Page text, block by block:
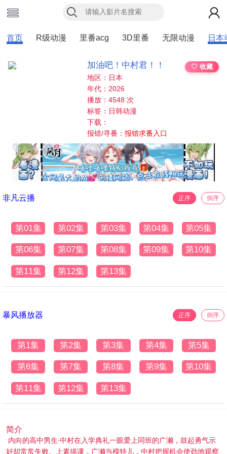
首页 R级动漫 里番acg 3D里番 无限动漫 日本
加油吧！中村君！！
♡ 收藏
地区：日本
年代：2026
播放：4548 次
标签：日韩动漫
下载：
报错/寻番：报错求番入口
非凡云播 正序 倒序
第01集 第02集 第03集 第04集 第05集
第06集 第07集 第08集 第09集 第10集
第11集 第12集 第13集
暴风播放器 正序 倒序
第1集 第2集 第3集 第4集 第5集
第6集 第7集 第8集 第9集 第10集
第11集 第12集 第13集
简介
内向的高中男生‧中村在入学典礼一眼爱上同班的广濑，鼓起勇气示
好却常常失败。上素描课，广濑当模特儿，中村把握机会使劲地观察